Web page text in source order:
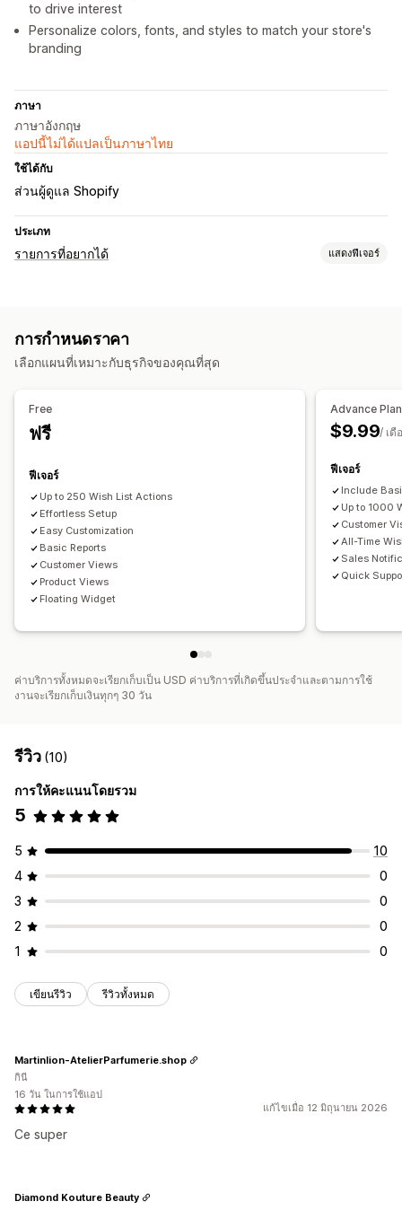
to drive interest
Personalize colors, fonts, and styles to match your store's
branding
ภาษา
ภาษาอังกฤษ
แอปนี้ไม่ได้แปลเป็นภาษาไทย
ใช้ได้กับ
ส่วนผู้ดูแล Shopify
ประเภท
รายการที่อยากได้ แสดงฟีเจอร์
บันทึกสำหรับภายหลัง
การวิเคราะห์คอนเวอร์ชัน
การสร้างแบรนด์ที่กำหนดเอง
การแจ้งเตือนการซื้อ การแจ้งเตือนราคา
การกำหนดราคา
เลือกแผนที่เหมาะกับธุรกิจของคุณที่สุด
Free
ฟรี
ฟีเจอร์
Up to 250 Wish List Actions
Effortless Setup
Easy Customization
Basic Reports
Customer Views
Product Views
Floating Widget
Advance Plan
$9.99/ เดื
ฟีเจอร์
Include
Up to 1000
Customer
All-Time
Sales
Quick
ค่าบริการทั้งหมดจะเรียกเก็บเป็น USD ค่าบริการที่เกิดขึ้นประจำและตามการใช้
งานจะเรียกเก็บเงินทุกๆ 30 วัน
รีวิว (10)
การให้คะแนนโดยรวม
5
5
10
4
0
3
0
2
0
1
0
เขียนรีวิว รีวิวทั้งหมด
แก้ไขเมื่อ 12 มิถุนายน 2026
Ce super
Martinlion-AtelierParfumerie.shop
กินี
16 วัน ในการใช้แอป
Diamond Kouture Beauty